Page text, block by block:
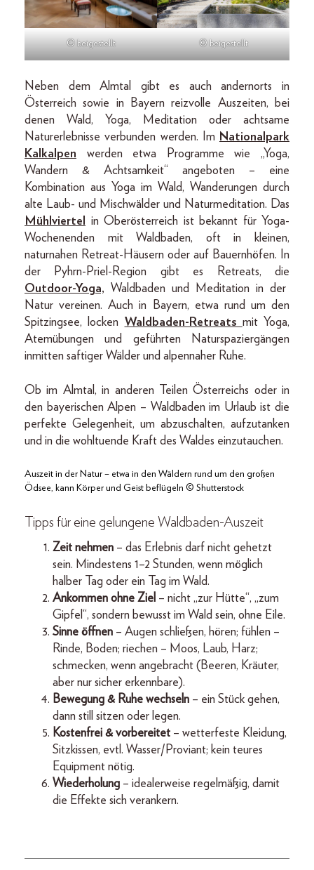
© beigestellt © beigestellt
Neben dem Almtal gibt es auch andernorts in
Österreich sowie in Bayern reizvolle Auszeiten, bei
denen Wald, Yoga, Meditation oder achtsame
Naturerlebnisse verbunden werden. Im Nationalpark
Kalkalpen werden etwa Programme wie „Yoga,
Wandern & Achtsamkeit“ angeboten – eine
Kombination aus Yoga im Wald, Wanderungen durch
alte Laub- und Mischwälder und Naturmeditation. Das
Mühlviertel
in Oberösterreich ist bekannt für Yoga-
Wochenenden mit Waldbaden, oft in kleinen,
naturnahen Retreat-Häusern oder auf Bauernhöfen. In
der Pyhrn-Priel-Region gibt es Retreats, die
Outdoor-Yoga, Waldbaden und Meditation in der
Natur vereinen. Auch in Bayern, etwa rund um den
Spitzingsee, locken Waldbaden-Retreats mit Yoga,
Atemübungen und geführten Naturspaziergängen
inmitten saftiger Wälder und alpennaher Ruhe.
Ob im Almtal, in anderen Teilen Österreichs oder in
den bayerischen Alpen – Waldbaden im Urlaub ist die
perfekte Gelegenheit, um abzuschalten, aufzutanken
und in die wohltuende Kraft des Waldes einzutauchen.
Auszeit in der Natur – etwa in den Wäldern rund um den großen
Ödsee, kann Körper und Geist beflügeln © Shutterstock
Tipps für eine gelungene Waldbaden-Auszeit
Zeit nehmen – das Erlebnis darf nicht gehetzt
sein. Mindestens 1–2 Stunden, wenn möglich
halber Tag oder ein Tag im Wald.
Ankommen ohne Ziel – nicht „zur Hütte“, „zum
Gipfel“, sondern bewusst im Wald sein, ohne Eile.
Sinne öffnen – Augen schließen, hören; fühlen –
Rinde, Boden; riechen – Moos, Laub, Harz;
schmecken, wenn angebracht (Beeren, Kräuter,
aber nur sicher erkennbare).
Bewegung & Ruhe wechseln – ein Stück gehen,
dann still sitzen oder legen.
Kostenfrei & vorbereitet – wetterfeste Kleidung,
Sitzkissen, evtl. Wasser/Proviant; kein teures
Equipment nötig.
Wiederholung – idealerweise regelmäßig, damit
die Effekte sich verankern.